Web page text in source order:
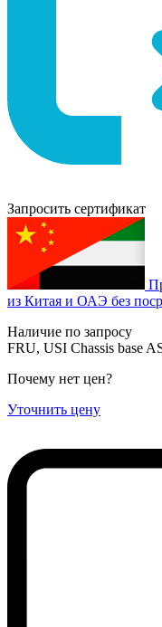
Запросить сертификат
из Китая и ОАЭ без
Наличие по запросу
FRU, USI Chassis base
Почему нет цен?
Уточнить цену